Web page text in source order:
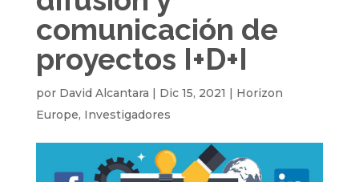
comunicación de
proyectos I+D+I
por David Alcantara | Dic 15, 2021 | Horizon
Europe, Investigadores